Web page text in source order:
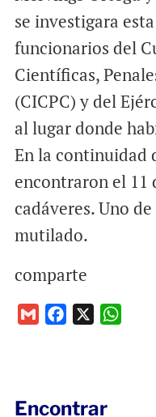
se investigara
funcionarios del
Científicas,
(CICPC) y del
al lugar donde
En la continuidad
encontraron el 11
cadáveres. Uno
mutilado.
comparte
Encontrar